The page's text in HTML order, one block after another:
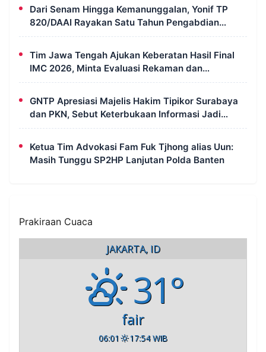
Dari Senam Hingga Kemanunggalan, Yonif TP
820/DAAI Rayakan Satu Tahun Pengabdian
dengan Semangat Kebersamaan
Tim Jawa Tengah Ajukan Keberatan Hasil Final
IMC 2026, Minta Evaluasi Rekaman dan
Scorecard Juri
GNTP Apresiasi Majelis Hakim Tipikor Surabaya
dan PKN, Sebut Keterbukaan Informasi Jadi
Instrumen Pengawasan Korupsi
Ketua Tim Advokasi Fam Fuk Tjhong alias Uun:
Masih Tunggu SP2HP Lanjutan Polda Banten
Prakiraan Cuaca
JAKARTA, ID
31°
fair
06:01 17:54 WIB